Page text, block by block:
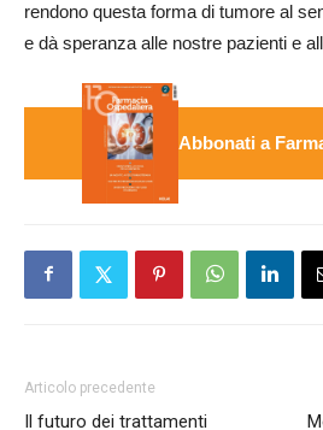
rendono questa forma di tumore al
e dà speranza alle nostre pazienti e
Abbonati a
Articolo precedente
Il futuro dei trattamenti